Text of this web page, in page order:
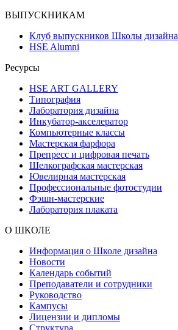
ВЫПУСКНИКАМ
Клуб выпускников Школы дизайна
HSE Alumni
Ресурсы
HSE ART GALLERY
Типография
Лаборатория дизайна
Инкубатор-акселератор
Компьютерные классы
Мастерская фарфора
Препресс и цифровая печать
Шелкографская мастерская
Ювелирная мастерская
Профессиональные фотостудии
Фэшн-мастерские
Лаборатория плаката
О ШКОЛЕ
Информация о Школе дизайна
Новости
Календарь событий
Преподаватели и сотрудники
Руководство
Кампусы
Лицензии и дипломы
Структура